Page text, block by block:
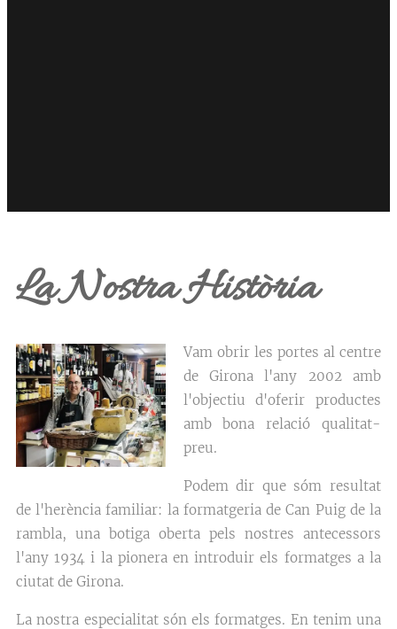
La Nostra Història
Vam obrir les portes al centre
de Girona l'any 2002 amb
l'objectiu d'oferir productes
amb bona relació qualitat-
preu.
Podem dir que sóm resultat
de l'herència familiar: la formatgeria de Can Puig de la
rambla, una botiga oberta pels nostres antecessors
l'any 1934 i la pionera en introduir els formatges a la
ciutat de Girona.
La nostra especialitat són els formatges. En tenim una